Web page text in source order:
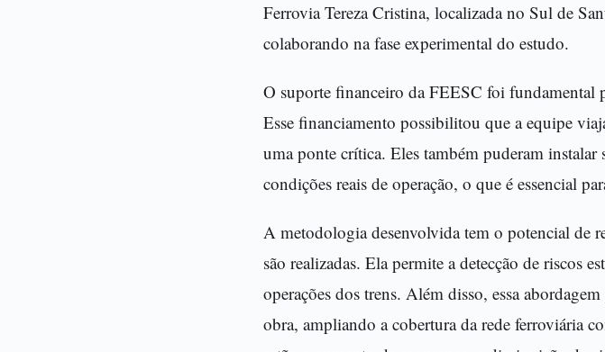
Ferrovia Tereza Cristina, localizada no Sul de
colaborando na fase experimental do estudo.
O suporte financeiro da FEESC foi fundamental
Esse financiamento possibilitou que a equipe
uma ponte crítica. Eles também puderam
condições reais de operação, o que é essencial
A metodologia desenvolvida tem o potencial de
são realizadas. Ela permite a detecção de riscos
operações dos trens. Além disso, essa
obra, ampliando a cobertura da rede ferroviária